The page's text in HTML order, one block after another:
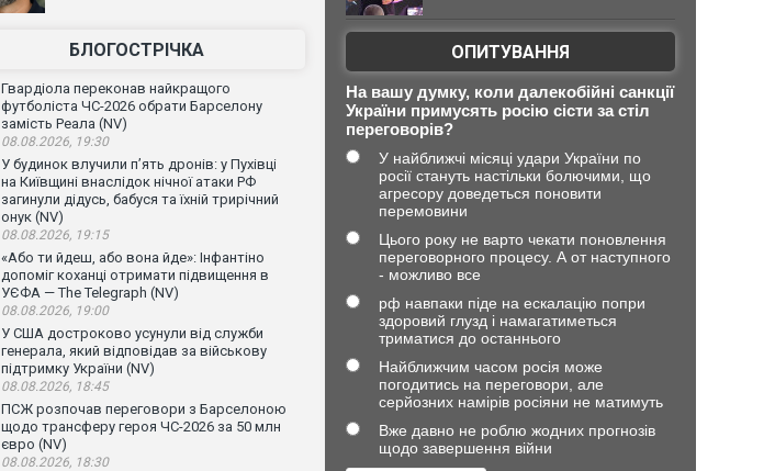
БЛОГОСТРІЧКА
Гвардіола переконав найкращого
футболіста ЧС-2026 обрати Барселону
замість Реала (NV)
08.08.2026, 19:30
У будинок влучили п’ять дронів: у Пухівці
на Київщині внаслідок нічної атаки РФ
загинули дідусь, бабуся та їхній трирічний
онук (NV)
08.08.2026, 19:15
«Або ти йдеш, або вона йде»: Інфантіно
допоміг коханці отримати підвищення в
УЄФА — The Telegraph (NV)
08.08.2026, 19:00
У США достроково усунули від служби
генерала, який відповідав за військову
підтримку України (NV)
08.08.2026, 18:45
ПСЖ розпочав переговори з Барселоною
щодо трансферу героя ЧС-2026 за 50 млн
євро (NV)
08.08.2026, 18:30
ОПИТУВАННЯ
На вашу думку, коли далекобійні санкції
України примусять росію сісти за стіл
переговорів?
У найближчі місяці удари України по
росії стануть настільки болючими, що
агресору доведеться поновити
перемовини
Цього року не варто чекати поновлення
переговорного процесу. А от наступного
- можливо все
рф навпаки піде на ескалацію попри
здоровий глузд і намагатиметься
триматися до останнього
Найближчим часом росія може
погодитись на переговори, але
серйозних намірів росіяни не матимуть
Вже давно не роблю жодних прогнозів
щодо завершення війни